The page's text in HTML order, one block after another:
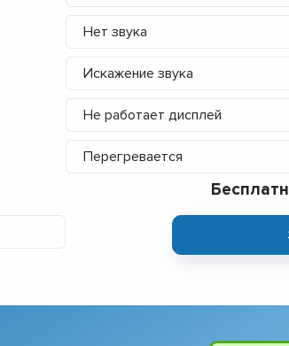
Нет звука
Искажение звука
Не работает дисплей
Перегревается